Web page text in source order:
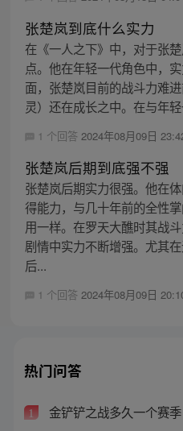
张楚岚到底什么实力
在《一人之下》中，对于张
点。他在年轻一代角色中，
面，张楚岚目前的战斗力难
灵）还在成长之中。在与年
1 个回答 2024年08月09日
张楚岚后期到底强不强
张楚岚后期实力很强。他在
得能力，与几十年前的全性
用一样。在罗天大醮时其战
剧情中实力不断增强。尤其
后...
1 个回答 2024年08月09日
热门问答
1 金铲铲之战多久一个赛季